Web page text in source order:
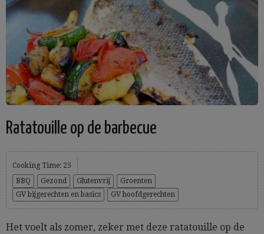
Ratatouille op de barbecue
Cooking Time: 25
BBQ
Gezond Glutenvrij
Groenten
GV bijgerechten en basics
GV hoofdgerechten
Het voelt als zomer, zeker met deze ratatouille op de